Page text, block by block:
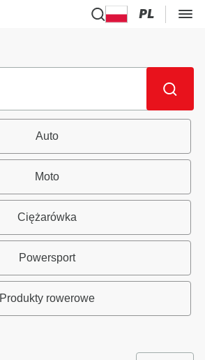
PL
Auto
Moto
Ciężarówka
Powersport
Produkty rowerowe